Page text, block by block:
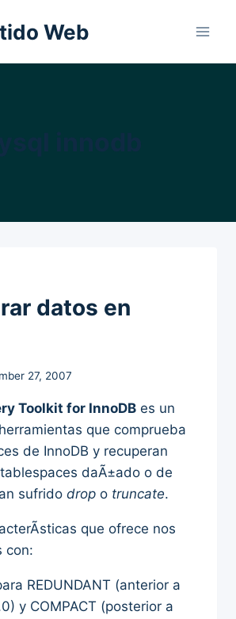
Web
datos en
27, 2007
Toolkit for InnoDB es un
que comprueba
de InnoDB y recuperan
daÃ±ado o de
sufrido drop o truncate.
que ofrece nos
con:
REDUNDANT (anterior a
y COMPACT (posterior a